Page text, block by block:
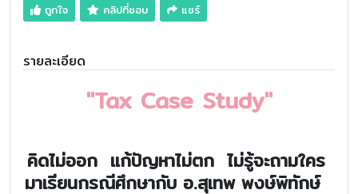
ถูกใจ คลิปที่ชอบ แชร์
รายละเอียด
"Tax Case Study"
คิดไม่ออก เเก้ปัญหาไม่ตก ไม่รู้จะถามใคร
มาเรียนกรณีศึกษากับ อ.สุเทพ พงษ์พิทักษ์